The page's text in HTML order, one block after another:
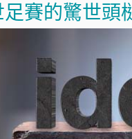
足賽的驚世頭